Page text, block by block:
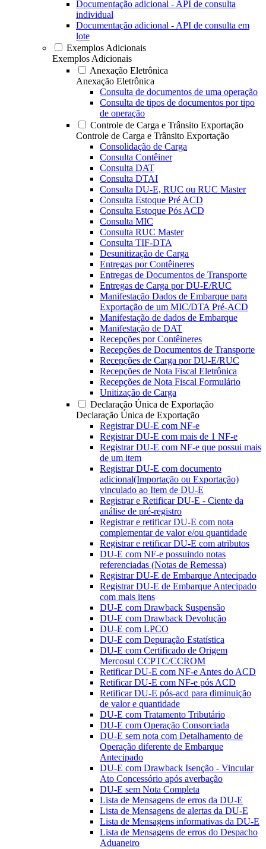
Documentação adicional - API de consulta
individual
Documentação adicional - API de consulta em
lote
Exemplos Adicionais
Exemplos Adicionais
Anexação Eletrônica
Anexação Eletrônica
Consulta de documentos de uma operação
Consulta de tipos de documentos por tipo
de operação
Controle de Carga e Trânsito Exportação
Controle de Carga e Trânsito Exportação
Consolidação de Carga
Consulta Contêiner
Consulta DAT
Consulta DTAI
Consulta DU-E, RUC ou RUC Master
Consulta Estoque Pré ACD
Consulta Estoque Pós ACD
Consulta MIC
Consulta RUC Master
Consulta TIF-DTA
Desunitização de Carga
Entregas por Contêineres
Entregas de Documentos de Transporte
Entregas de Carga por DU-E/RUC
Manifestação Dados de Embarque para
Exportação de um MIC/DTA Pré-ACD
Manifestação de dados de Embarque
Manifestação de DAT
Recepções por Contêineres
Recepções de Documentos de Transporte
Recepções de Carga por DU-E/RUC
Recepções de Nota Fiscal Eletrônica
Recepções de Nota Fiscal Formulário
Unitização de Carga
Declaração Única de Exportação
Declaração Única de Exportação
Registrar DU-E com NF-e
Registrar DU-E com mais de 1 NF-e
Registrar DU-E com NF-e que possui mais
de um item
Registrar DU-E com documento
adicional(Importação ou Exportação)
vinculado ao Item de DU-E
Registrar e Retificar DU-E - Ciente da
análise de pré-registro
Registrar e retificar DU-E com nota
complementar de valor e/ou quantidade
Registrar e retificar DU-E com atributos
DU-E com NF-e possuindo notas
referenciadas (Notas de Remessa)
Registrar DU-E de Embarque Antecipado
Registrar DU-E de Embarque Antecipado
com mais itens
DU-E com Drawback Suspensão
DU-E com Drawback Devolução
DU-E com LPCO
DU-E com Depuração Estatística
DU-E com Certificado de Origem
Mercosul CCPTC/CCROM
Retificar DU-E com NF-e Antes do ACD
Retificar DU-E com NF-e pós ACD
Retificar DU-E pós-acd para diminuição
de valor e quantidade
DU-E com Tratamento Tributário
DU-E com Operação Consorciada
DU-E sem nota com Detalhamento de
Operação diferente de Embarque
Antecipado
DU-E com Drawback Isenção - Vincular
Ato Concessório após averbação
DU-E sem Nota Completa
Lista de Mensagens de erros da DU-E
Lista de Mensagens de alertas da DU-E
Lista de Mensagens informativas da DU-E
Lista de Mensagens de erros do Despacho
Aduaneiro